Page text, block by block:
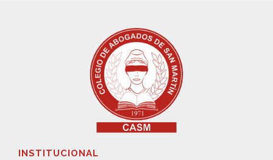
INSTITUCIONAL